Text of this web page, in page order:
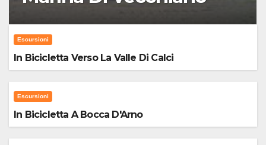
Escursioni
In Bicicletta Verso La Valle Di Calci
Escursioni
In Bicicletta A Bocca D'Arno